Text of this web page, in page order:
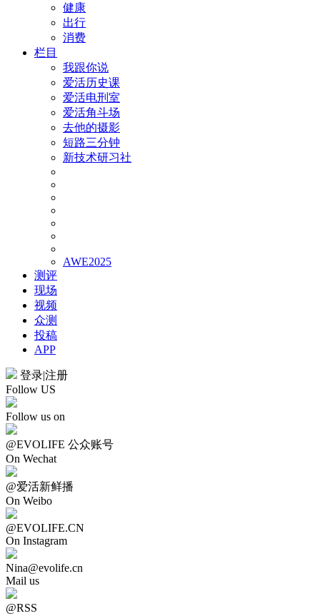
健康
出行
消费
栏目
我跟你说
爱活历史课
爱活电刑室
爱活角斗场
去他的摄影
短路三分钟
新技术研习社
AWE2025
测评
现场
视频
众测
投稿
APP
登录|注册
Follow US
Follow us on
@EVOLIFE 公众账号
On Wechat
@爱活新鲜播
On Weibo
@EVOLIFE.CN
On Instagram
Nina@evolife.cn
Mail us
@RSS